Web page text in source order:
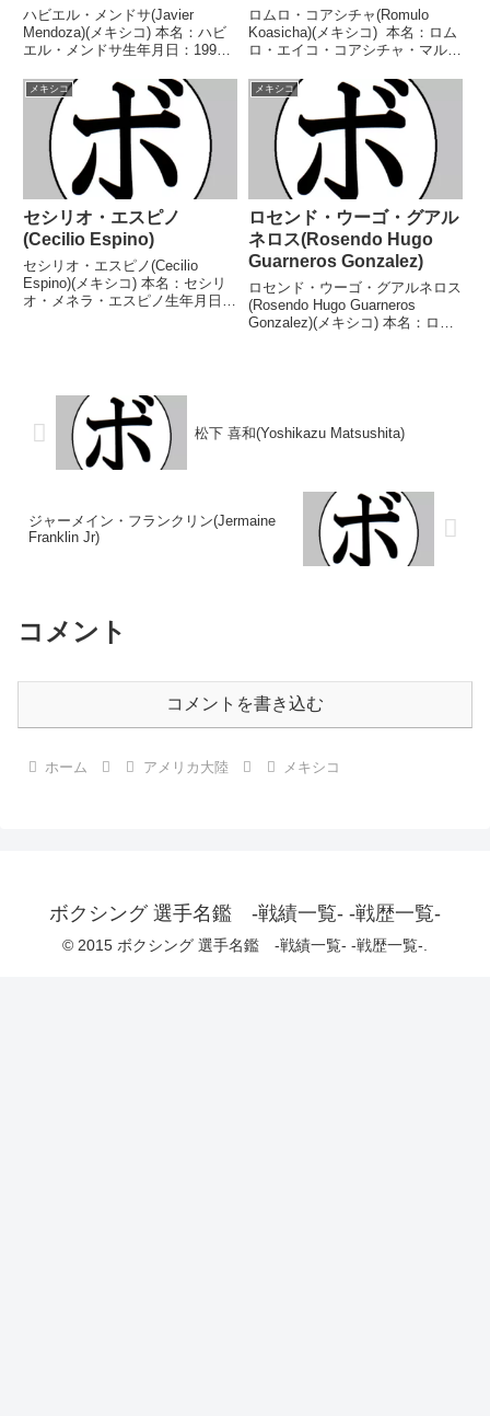
ハビエル・メンドサ(Javier
Mendoza)(メキシコ) 本名：ハビ
エル・メンドサ生年月日：1991
30戦25勝(20KO)4敗1分 【獲得タ
イトル】WBC米大陸ライトフラ
イ級王座第21代IBF世界ライト...
ロムロ・コアシチャ(Romulo
Koasicha)(メキシコ) 本名：ロム
ロ・エイコ・コアシチャ・マルテ
国籍：メキシコ戦績：35戦27勝
(17KO)8敗 【獲得タイトル】
WBC米国(USNBC全米)...
メキシコ
セシリオ・エスピノ
(Cecilio Espino)
セシリオ・エスピノ(Cecilio
Espino)(メキシコ) 本名：セシリ
オ・メネラ・エスピノ生年月日：
メキシコ
ロセンド・ウーゴ・グアル
ネロス(Rosendo Hugo
Guarneros Gonzalez)
ロセンド・ウーゴ・グアルネロス
(Rosendo Hugo Guarneros
Gonzalez)(メキシコ) 本名：ロセ
松下 喜和(Yoshikazu Matsushita)
ジャーメイン・フランクリン(Jermaine
Franklin Jr)
コメント
コメントを書き込む
ホーム アメリカ大陸 メキシコ
ボクシング 選手名鑑 -戦績一覧- -戦歴一覧-
© 2015 ボクシング 選手名鑑 -戦績一覧- -戦歴一覧-.